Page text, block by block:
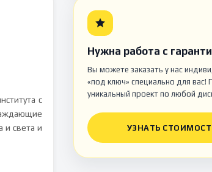
с
и света и
Нужна работа с
Вы можете заказать у нас
«под ключ» специально для вас!
уникальный проект по любой
УЗНАТЬ